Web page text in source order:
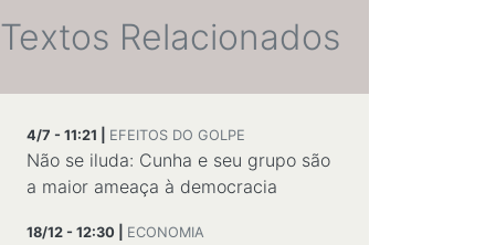
Textos Relacionados
4/7 - 11:21 | EFEITOS DO GOLPE
Não se iluda: Cunha e seu grupo são
a maior ameaça à democracia
18/12 - 12:30 | ECONOMIA